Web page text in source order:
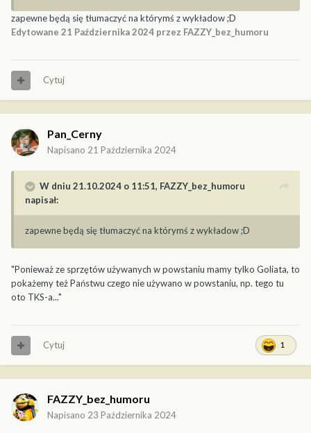
zapewne będą się tłumaczyć na którymś z wykładow ;D
Edytowane 21 Października 2024 przez FAZZY_bez_humoru
Cytuj
Pan_Cerny
Napisano 21 Października 2024
W dniu 21.10.2024 o 11:51, FAZZY_bez_humoru
napisał:
zapewne będą się tłumaczyć na którymś z wykładow ;D
"Ponieważ ze sprzętów używanych w powstaniu mamy tylko Goliata, to
pokażemy też Państwu czego nie używano w powstaniu, np. tego tu
oto TKS-a..."
1
Cytuj
FAZZY_bez_humoru
Napisano 23 Października 2024